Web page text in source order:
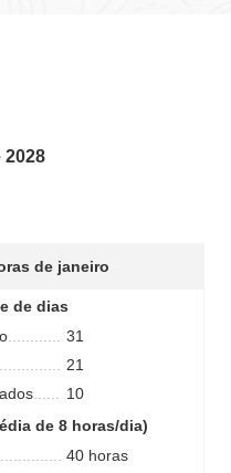
de janeiro
de dias
31
21
10
de 8 horas/dia)
40 horas